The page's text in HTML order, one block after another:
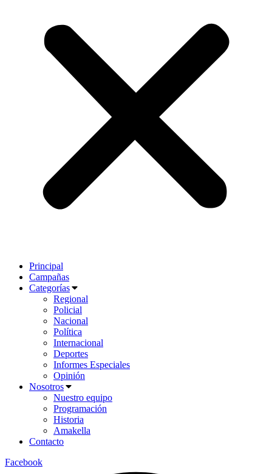
Principal
Campañas
Categorías
Regional
Policial
Nacional
Política
Internacional
Deportes
Informes Especiales
Opinión
Nosotros
Nuestro equipo
Programación
Historia
Amakella
Contacto
Facebook